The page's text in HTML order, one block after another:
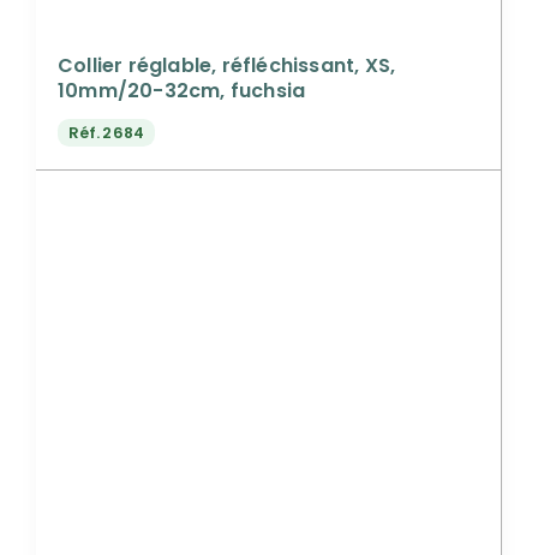
Collier réglable, réfléchissant, XS,
10mm/20-32cm, fuchsia
Réf.2684